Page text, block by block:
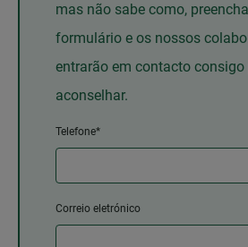
mas não sabe como,
formulário e os nossos
entrarão em contacto consigo
aconselhar.
Telefone*
Correio eletrónico